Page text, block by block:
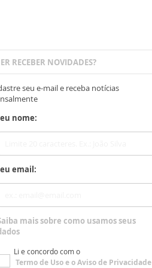
RECEBER NOVIDADES?
seu e-mail e receba notícias
nome:
email:
mais sobre como usamos seus
Li e concordo com o
Termo de Usoe oAviso de Privacidade